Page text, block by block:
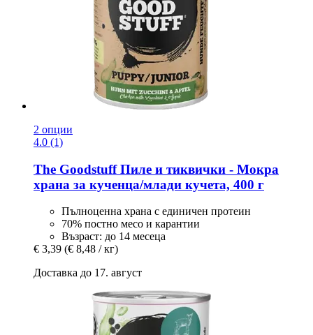
2 опции
4.0 (1)
The GoodstuffПиле и тиквички -​ Мокра
храна за кученца/млади кучета, 400 г
Пълноценна храна с единичен протеин
70% постно месо и карантии
Възраст: до 14 месеца
€ 3,39 (€ 8,48 / кг)
Доставка до 17. август